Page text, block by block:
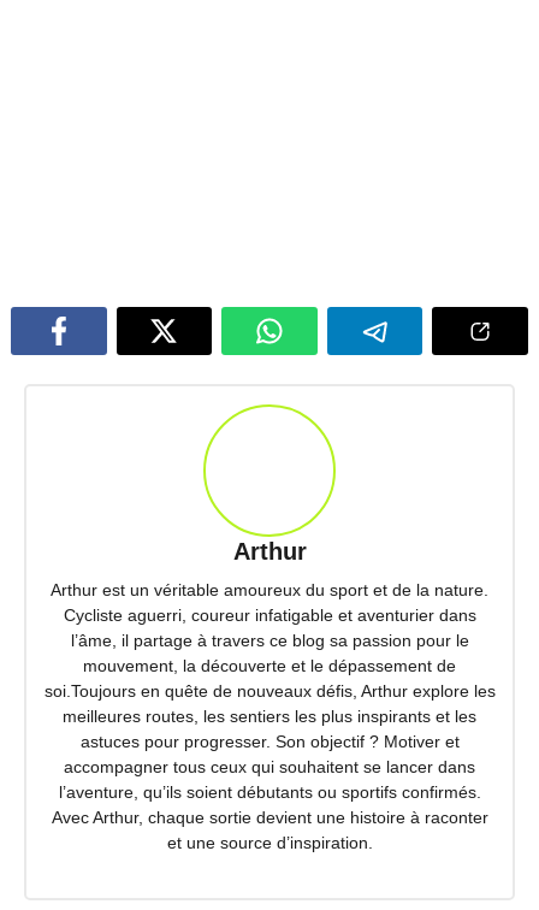
Arthur
Arthur est un véritable amoureux du sport et de la nature.
Cycliste aguerri, coureur infatigable et aventurier dans
l’âme, il partage à travers ce blog sa passion pour le
mouvement, la découverte et le dépassement de
soi.Toujours en quête de nouveaux défis, Arthur explore les
meilleures routes, les sentiers les plus inspirants et les
astuces pour progresser. Son objectif ? Motiver et
accompagner tous ceux qui souhaitent se lancer dans
l’aventure, qu’ils soient débutants ou sportifs confirmés.
Avec Arthur, chaque sortie devient une histoire à raconter
et une source d’inspiration.